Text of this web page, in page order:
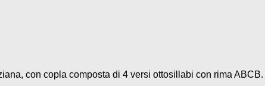
con copla composta di 4 versi ottosillabi con rima